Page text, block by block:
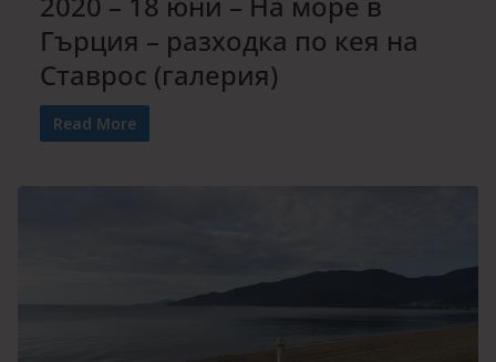
Гърция – разходка по кея на
Ставрос (галерия)
Read More